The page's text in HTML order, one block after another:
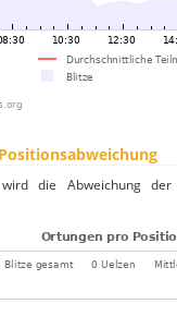
die Abweichung